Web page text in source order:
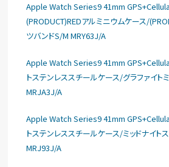
Apple Watch Series9 41mm
(PRODUCT)REDアルミニウムケース/
ツバンドS/M MRY63J/A
Apple Watch Series9 41mm
トステンレススチールケース/グラファイト
MRJA3J/A
Apple Watch Series9 41mm
トステンレススチールケース/ミッドナイト
MRJ93J/A